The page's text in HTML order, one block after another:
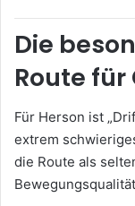
Die
Route für
Für Herson ist
extrem
die Route als